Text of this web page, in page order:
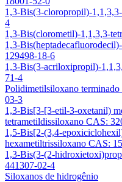
1,3-Bis(3-cloropropil)-
4
1,3-Bis(clorometil)-1,1,3,3-
1,3-
129498-18-6
1,3-Bis(3-acriloxipropil)-
71-4
Polidimetilsiloxano
03-3
1,3-Bis[3-[3-etil-3-oxetanil)
tetrametildissiloxano CAS:
1,5-Bis[2-(3,4-
hexametiltrissiloxano CAS:
1,3-Bis(3-(2-
441307-02-4
Siloxanos de hidrogênio